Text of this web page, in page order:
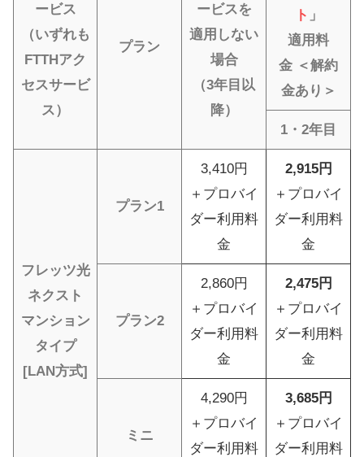
ービス
（いずれも
FTTHアク
セスサービ
ス）
プラン
ービスを
適用しない
場合
（3年目以
降）
ト 」
適用料
金 ＜解約
金あり＞
1・2年目
フレッツ光
ネクスト
マンション
タイプ
[LAN方式]
プラン1
3,410円
＋プロバイ
ダー利用料
金
2,915円
＋プロバイ
ダー利用料
金
プラン2
2,860円
＋プロバイ
ダー利用料
金
2,475円
＋プロバイ
ダー利用料
金
ミニ
4,290円
＋プロバイ
ダー利用料
3,685円
＋プロバイ
ダー利用料